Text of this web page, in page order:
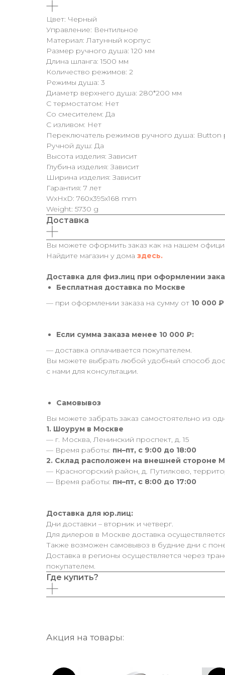
Цвет: Черный
Управление: Вентильное
Материал: Латунный корпус
Размер ручного душа: 120 мм
Длина шланга: 1500 мм
Количество режимов: 2
Режимы душа: 3
Диаметр верхнего душа: 280*200 мм
С термостатом: Нет
Со смесителем: Да
С изливом: Нет
Переключатель режимов ручного душа: Button
Ручной душ: Да
Высота изделия: Зависит
Глубина изделия: Зависит
Ширина изделия: Зависит
Гарантия: 7 лет
WxHxD: 760x395x168 mm
Weight: 5730 g
Доставка
Вы можете оформить заказ как на нашем
Найдите магазин у дома здесь.
Доставка для физ.лиц при оформлении
Бесплатная доставка по Москве
— при оформлении заказа на сумму от 10 000
Если сумма заказа менее 10 000 ₽:
— доставка оплачивается покупателем.
Вы можете выбрать любой удобный способ
с нами для консультации.
Самовывоз
Вы можете забрать заказ самостоятельно из
1. Шоурум в Москве
— г. Москва, Ленинский проспект, д. 15
— Время работы: пн–пт, с 9:00 до 18:00
2. Склад расположен на внешней стороне
— Красногорский район, д. Путилково,
— Время работы: пн–пт, с 8:00 до 17:00
Доставка для юр.лиц:
Дни доставки – вторник и четверг.
Для дилеров в Москве доставка
Также возможен самовывоз в будние дни с
Доставка в регионы осуществляется через
покупателем.
Где купить?
Акция на товары: